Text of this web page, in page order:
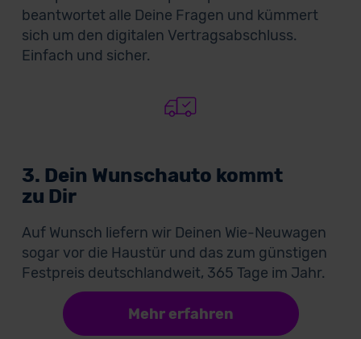
beantwortet alle Deine Fragen und kümmert
sich um den digitalen Vertragsabschluss.
Einfach und sicher.
3. Dein Wunschauto kommt
zu Dir
Auf Wunsch liefern wir Deinen Wie-Neuwagen
sogar vor die Haustür und das zum günstigen
Festpreis deutschlandweit, 365 Tage im Jahr.
Mehr erfahren